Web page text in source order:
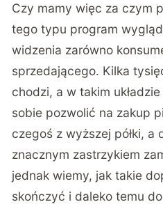
Czy mamy więc za czym
tego typu program
widzenia zarówno
sprzedającego. Kilka
chodzi, a w takim
sobie pozwolić na zakup
czegoś z wyższej półki, a
znacznym zastrzykiem
jednak wiemy, jak takie
skończyć i daleko temu